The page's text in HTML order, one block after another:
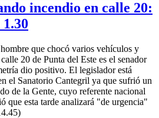
incendio en calle 20:
que chocó varios vehículos y
20 de Punta del Este es el senador
dio positivo. El legislador está
el Sanatorio Cantegril ya que sufrió un
de la Gente, cuyo referente nacional
que esta tarde analizará "de urgencia"